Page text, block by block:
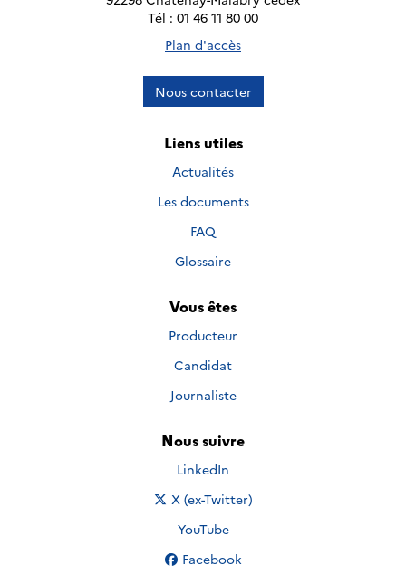
Tél : 01 46 11 80 00
Plan d'accès
Nous contacter
Liens utiles
Actualités
Les documents
FAQ
Glossaire
Vous êtes
Producteur
Candidat
Journaliste
Nous suivre
Nous suivre sur
LinkedIn
Nous suivre sur
X (ex-Twitter)
Nous suivre sur
YouTube
Nous suivre sur
Facebook